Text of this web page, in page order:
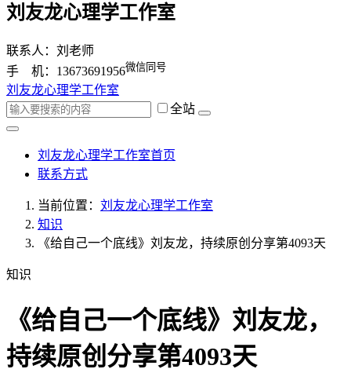
刘友龙心理学工作室
联系人：刘老师
手 机：13673691956微信同号
刘友龙心理学工作室
全站
刘友龙心理学工作室首页
联系方式
当前位置： 刘友龙心理学工作室
知识
《给自己一个底线》刘友龙，持续原创分享第4093天
知识
《给自己一个底线》刘友龙，
持续原创分享第4093天